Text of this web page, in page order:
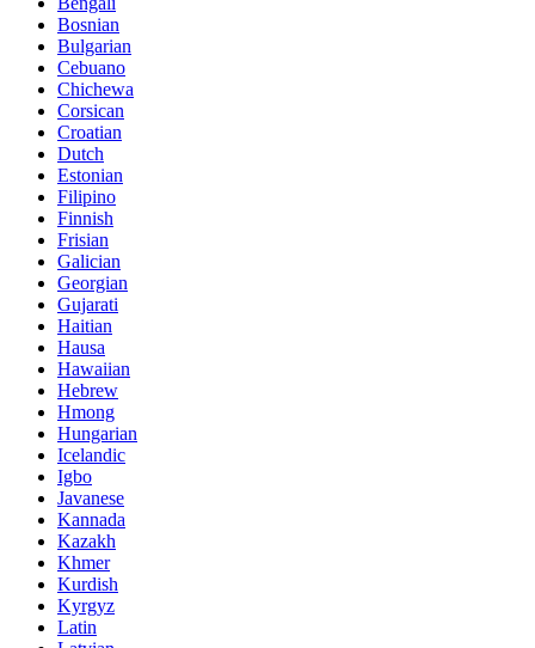
Bosnian
Bulgarian
Cebuano
Chichewa
Corsican
Croatian
Dutch
Estonian
Filipino
Finnish
Frisian
Galician
Georgian
Gujarati
Haitian
Hausa
Hawaiian
Hebrew
Hmong
Hungarian
Icelandic
Igbo
Javanese
Kannada
Kazakh
Khmer
Kurdish
Kyrgyz
Latin